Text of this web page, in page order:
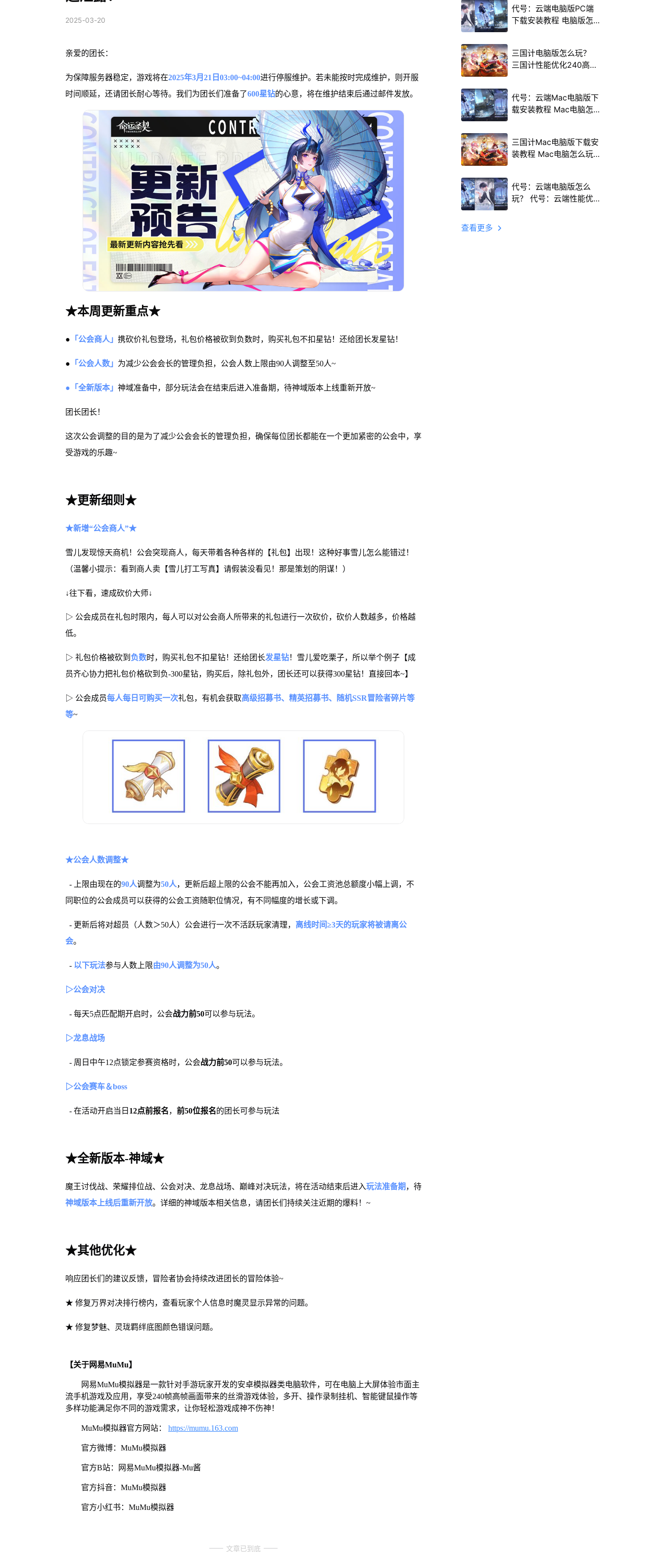
2025-03-20
亲爱的团长：
为保障服务器稳定，游戏将在2025年3月21日03:00~04:00进行停服维护。若未能按时完成维护，则开服
时间顺延，还请团长耐心等待。我们为团长们准备了600星钻的心意，将在维护结束后通过邮件发放。
★本周更新重点★
● 「公会商人」 携砍价礼包登场，礼包价格被砍到负数时，购买礼包不扣星钻！还给团长发星钻！
● 「公会人数」 为减少公会会长的管理负担，公会人数上限由90人调整至50人~
●「全新版本」 神域准备中，部分玩法会在结束后进入准备期，待神域版本上线重新开放~
团长团长！
这次公会调整的目的是为了减少公会会长的管理负担，确保每位团长都能在一个更加紧密的公会中，享
受游戏的乐趣~
★更新细则★
★新增“公会商人”★
雪儿发现惊天商机！公会突现商人，每天带着各种各样的【礼包】出现！这种好事雪儿怎么能错过！
（温馨小提示：看到商人卖【雪儿打工写真】请假装没看见！那是策划的阴谋！）
↓往下看，速成砍价大师↓
▷ 公会成员在礼包时限内，每人可以对公会商人所带来的礼包进行一次砍价，砍价人数越多，价格越
低。
▷ 礼包价格被砍到 负数时，购买礼包不扣星钻！还给团长发星钻！雪儿爱吃栗子，所以举个例子【成
员齐心协力把礼包价格砍到负-300星钻，购买后，除礼包外，团长还可以获得300星钻！直接回本~】
▷ 公会成员每人每日可购买一次礼包，有机会获取高级招募书、精英招募书、随机SSR冒险者碎片等
等~
★公会人数调整★
- 上限由现在的90人调整为50人，更新后超上限的公会不能再加入，公会工资池总额度小幅上调，不
同职位的公会成员可以获得的公会工资随职位情况，有不同幅度的增长或下调。
- 更新后将对超员（人数＞50人）公会进行一次不活跃玩家清理， 离线时间≥3天的玩家将被请离公
会。
- 以下玩法参与人数上限由90人调整为50人。
▷公会对决
- 每天5点匹配期开启时，公会战力前50可以参与玩法。
▷龙息战场
- 周日中午12点锁定参赛资格时，公会战力前50可以参与玩法。
▷公会赛车＆boss
- 在活动开启当日 12点前报名， 前50位报名的团长可参与玩法
★全新版本-神域★
魔王讨伐战、荣耀排位战、公会对决、龙息战场、巅峰对决玩法，将在活动结束后进入玩法准备期 ，待
神域版本上线后重新开放。详细的神域版本相关信息，请团长们持续关注近期的爆料！~
★其他优化★
响应团长们的建议反馈，冒险者协会持续改进团长的冒险体验~
★ 修复万界对决排行榜内，查看玩家个人信息时魔灵显示异常的问题。
★ 修复梦魅、灵珑羁绊底图颜色错误问题。
【关于网易MuMu】
网易MuMu模拟器是一款针对手游玩家开发的安卓模拟器类电脑软件，可在电脑上大屏体验市面主
流手机游戏及应用，享受240帧高帧画面带来的丝滑游戏体验，多开、操作录制挂机、智能键鼠操作等
多样功能满足你不同的游戏需求，让你轻松游戏成神不伤神！
MuMu模拟器官方网站： https://mumu.163.com
官方微博：MuMu模拟器
官方B站：网易MuMu模拟器-Mu酱
官方抖音：MuMu模拟器
官方小红书：MuMu模拟器
文章已到底
代号：云端电脑版PC端
下载安装教程 电脑版怎
三国计电脑版怎么玩？
三国计性能优化240高帧
代号：云端Mac电脑版下
载安装教程 Mac电脑怎
三国计Mac电脑版下载安
装教程 Mac电脑怎么玩
代号：云端电脑版怎么
玩？ 代号：云端性能优
查看更多